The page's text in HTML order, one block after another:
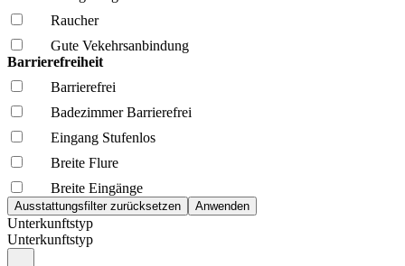
Raucher
Gute Vekehrsanbindung
Barrierefreiheit
Barrierefrei
Badezimmer Barrierefrei
Eingang Stufenlos
Breite Flure
Breite Eingänge
Unterkunftstyp
Unterkunftstyp